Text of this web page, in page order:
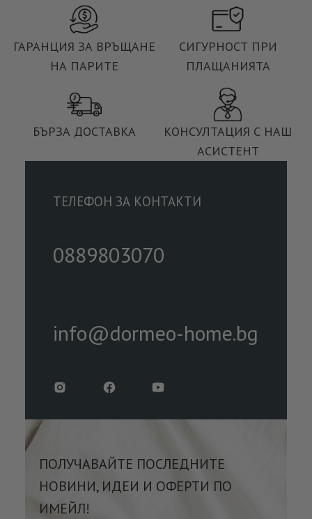
ГАРАНЦИЯ ЗА ВРЪЩАНЕ
НА ПАРИТЕ
СИГУРНОСТ ПРИ
ПЛАЩАНИЯТА
БЪРЗА ДОСТАВКА
КОНСУЛТАЦИЯ С НАШ
АСИСТЕНТ
ТЕЛЕФОН ЗА КОНТАКТИ
0889803070
info@dormeo-home.bg
ПОЛУЧАВАЙТЕ ПОСЛЕДНИТЕ
НОВИНИ, ИДЕИ И ОФЕРТИ ПО
ИМЕЙЛ!